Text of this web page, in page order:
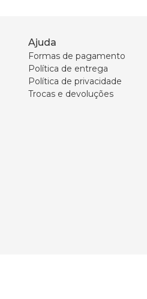
Ajuda
Formas de pagamento
Política de entrega
Política de privacidade
Trocas e devoluções